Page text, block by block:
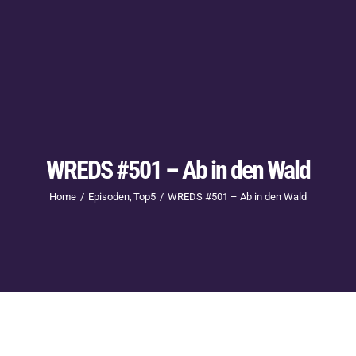
WREDS #501 – Ab in den Wald
Home Episoden Top5 WREDS #501 – Ab in den Wald